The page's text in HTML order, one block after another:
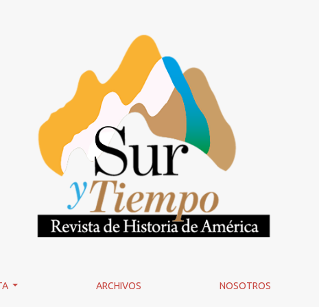
El movimiento de higiene mental en Chile, 1891-1948
ARCHIVOS NOSOTROS